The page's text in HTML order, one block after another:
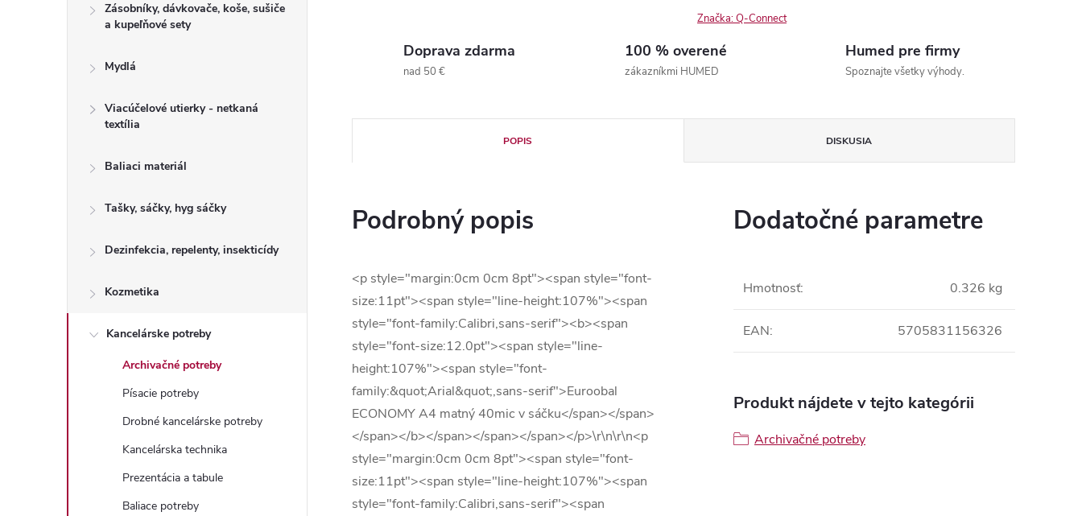
Zásobníky, dávkovače, koše, sušiče
a kupeľňové sety
Mydlá
Viacúčelové utierky - netkaná
textília
Baliaci materiál
Tašky, sáčky, hyg sáčky
Dezinfekcia, repelenty, insekticídy
Kozmetika
Kancelárske potreby
Archivačné potreby
Písacie potreby
Drobné kancelárske potreby
Kancelárska technika
Prezentácia a tabule
Baliace potreby
Značka:Q-Connect
Doprava zdarma
nad 50 €
100 % overené
zákazníkmi HUMED
Humed pre firmy
Spoznajte všetky výhody.
POPIS DISKUSIA
Podrobný popis
<p style="margin:0cm 0cm 8pt"><span style="font-
size:11pt"><span style="line-height:107%"><span
style="font-family:Calibri,sans-serif"><b><span
style="font-size:12.0pt"><span style="line-
height:107%"><span style="font-
family:&quot;Arial&quot;,sans-serif">Euroobal
ECONOMY A4 matný 40mic v sáčku</span></span>
</span></b></span></span></span></p>\r\n\r\n<p
style="margin:0cm 0cm 8pt"><span style="font-
size:11pt"><span style="line-height:107%"><span
style="font-family:Calibri,sans-serif"><span
Dodatočné parametre
Hmotnosť: 0.326 kg
EAN: 5705831156326
Produkt nájdete v tejto kategórii
Archivačné potreby